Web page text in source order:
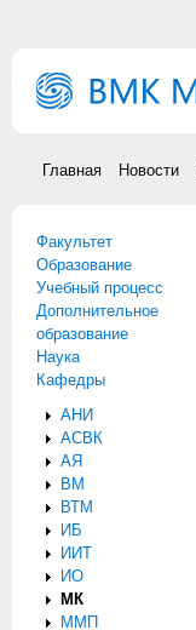
Главная Новости
Факультет
Образование
Учебный процесс
Дополнительное
образование
Наука
Кафедры
АНИ
АСВК
АЯ
ВМ
ВТМ
ИБ
ИИТ
ИО
МК
ММП